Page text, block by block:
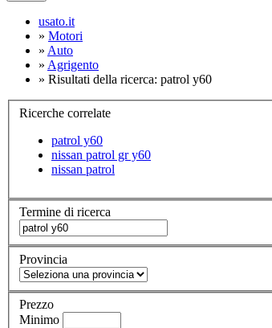
usato.it
» Motori
» Auto
» Agrigento
» Risultati della ricerca: patrol y60
Ricerche correlate
patrol y60
nissan patrol gr y60
nissan patrol
Termine di ricerca
Provincia
Prezzo
Minimo